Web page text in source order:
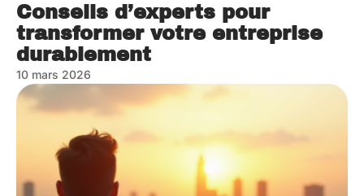
Conseils d’experts pour
transformer votre entreprise
durablement
10 mars 2026